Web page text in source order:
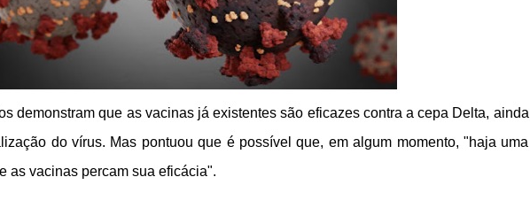
demonstram que as vacinas já existentes são eficazes contra a cepa Delta, ainda
do vírus. Mas pontuou que é possível que, em algum momento, "haja uma
as vacinas percam sua eficácia".